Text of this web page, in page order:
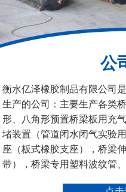
堵）
公
衡水亿泽橡胶制品有限公司
生产的公司：主要生产各类
形、八角形预置桥梁板用充
堵装置（管道闭水闭气实验
座（板式橡胶支座），桥梁
带），桥梁专用塑料波纹管